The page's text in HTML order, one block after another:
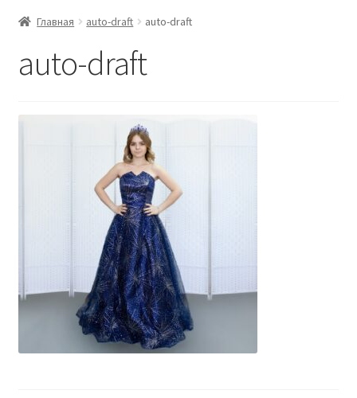
Главная auto-draft auto-draft
auto-draft